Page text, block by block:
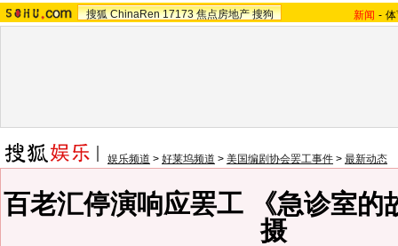
搜狐 ChinaRen 17173 焦点房地产 搜狗 新闻 -
娱乐频道 > 好莱坞频道 > 美国编剧协会罢工事件 > 最新动态
百老汇停演响应罢工 《急诊室的
摄